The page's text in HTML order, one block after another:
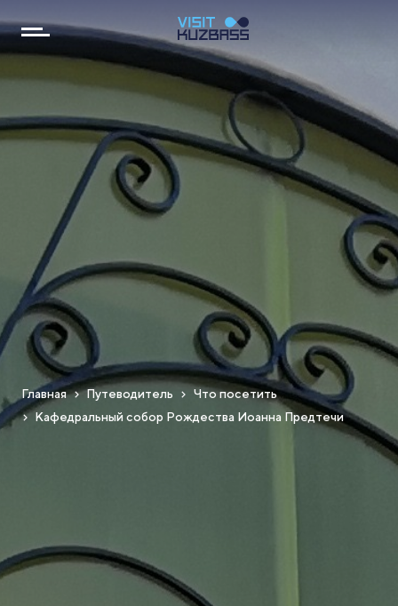
Главная Путеводитель
Что посетить
Кафедральный собор Рождества Иоанна Предтечи